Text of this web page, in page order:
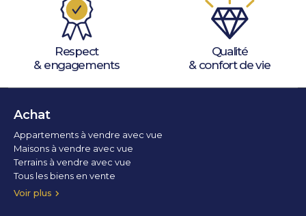
Respect
& engagements
Qualité
& confort de vie
Achat
Voir plus
Appartements à vendre avec vue
Maisons à vendre avec vue
Terrains à vendre avec vue
Tous les biens en vente